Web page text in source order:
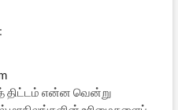
திட்டம் என்ன வென்று